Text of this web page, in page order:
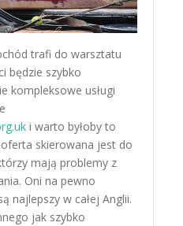
trafi do warsztatu
będzie szybko
kompleksowe usługi
i warto byłoby to
skierowana jest do
mają problemy z
Oni na pewno
najlepszy w całej Anglii.
jak szybko